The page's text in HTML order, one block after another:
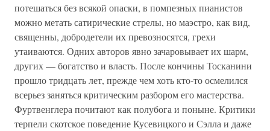
потешаться без всякой опаски, в помпезных пианистов
можно метать сатирические стрелы, но маэстро, как вид,
священны, добродетели их превозносятся, грехи
утаиваются. Одних авторов явно зачаровывает их шарм,
других — богатство и власть. После кончины Тосканини
прошло тридцать лет, прежде чем хоть кто-то осмелился
всерьез заняться критическим разбором его мастерства.
Фуртвенглера почитают как полубога и поныне. Критики
терпели скотское поведение Кусевицкого и Сэлла и даже